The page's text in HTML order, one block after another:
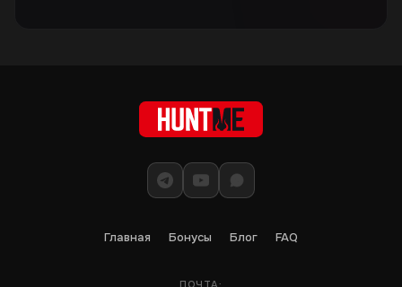
Главная Бонусы Блог FAQ
ПОЧТА: